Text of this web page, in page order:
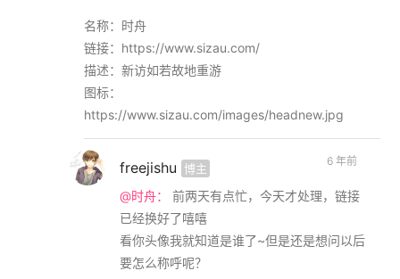
名称：时舟
链接：https://www.sizau.com/
描述：新访如若故地重游
图标：
https://www.sizau.com/images/headnew.jpg
freejishu 博主
@时舟：
前两天有点忙，今天才处理，链接
已经换好了嘻嘻
看你头像我就知道是谁了~但是还是想问以后
要怎么称呼呢？
6 年前